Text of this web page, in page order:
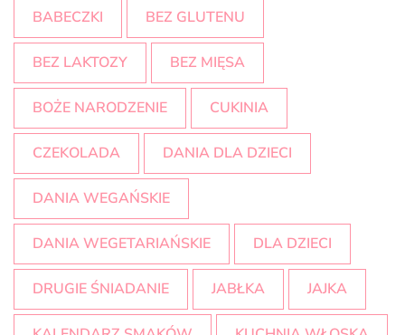
BABECZKI BEZ GLUTENU
BEZ LAKTOZY BEZ MIĘSA
BOŻE NARODZENIE CUKINIA
CZEKOLADA DANIA DLA DZIECI
DANIA WEGAŃSKIE
DANIA WEGETARIAŃSKIE DLA DZIECI
DRUGIE ŚNIADANIE JABŁKA JAJKA